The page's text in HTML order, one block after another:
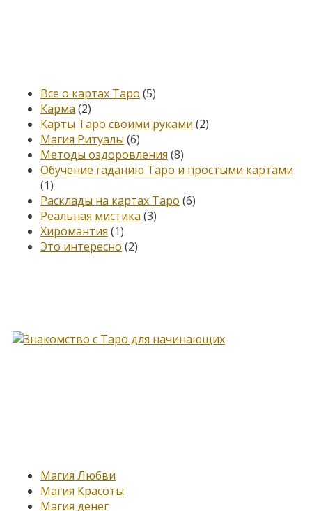
Все о картах Таро (5)
Карма (2)
Карты Таро своими руками (2)
Магия Ритуалы (6)
Методы оздоровления (8)
Обучение гаданию Таро и простыми картами
(1)
Расклады на картах Таро (6)
Реальная мистика (3)
Хиромантия (1)
Это интересно (2)
Магия Любви
Магия Красоты
Магия денег